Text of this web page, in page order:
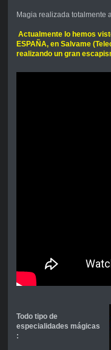
Magia realizada totalmente
Actualmente lo hemos
ESPAÑA, en Salvame
realizando un gran
Todo tipo de
especialidades mágicas
: